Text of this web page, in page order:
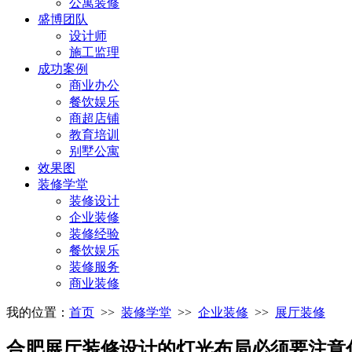
盛博团队
设计师
施工监理
成功案例
商业办公
餐饮娱乐
商超店铺
教育培训
别墅公寓
效果图
装修学堂
装修设计
企业装修
装修经验
餐饮娱乐
装修服务
商业装修
我的位置： 首页 >> 装修学堂 >> 企业装修 >> 展厅装修